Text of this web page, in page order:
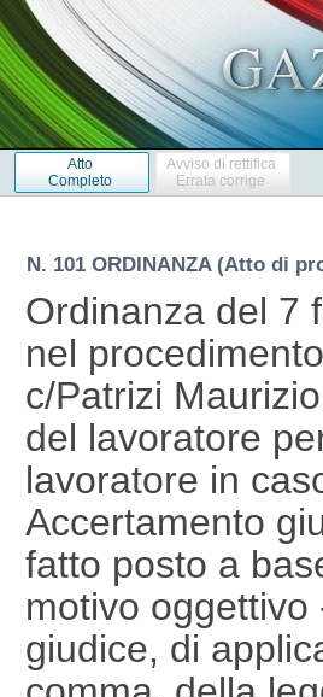
Atto
Completo
Avviso di rettifica
Errata corrige
N. 101 ORDINANZA (Atto di
Ordinanza del 7
nel
c/Patrizi
del lavoratore
lavoratore in
Accertamento
fatto posto a
motivo
giudice, di